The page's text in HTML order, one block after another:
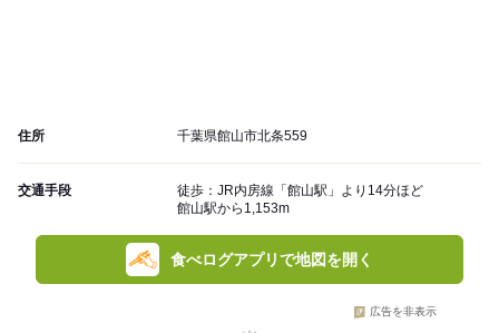
住所 千葉県館山市北条559
交通手段
徒歩：JR内房線「館山駅」より14分ほど
館山駅から1,153m
食べログアプリで地図を開く
広告を非表示